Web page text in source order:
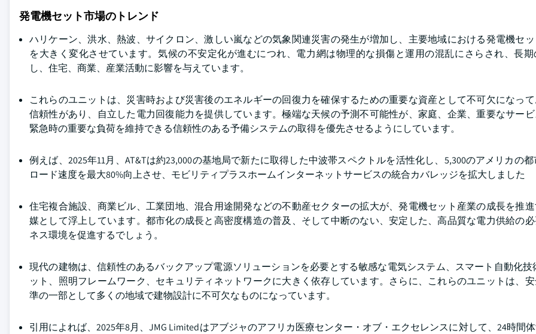
発電機セット市場のトレンド
ハリケーン、洪水、熱波、サイクロン、激しい嵐などの気象関連災害の発生が増加し、主要地域における発電機セ
を大きく変化させています。気候の不安定化が進むにつれ、電力網は物理的な損傷と運用の混乱にさらされ、長
し、住宅、商業、産業活動に影響を与えています。
これらのユニットは、災害時および災害後のエネルギーの回復力を確保するための重要な資産として不可欠になっ
信頼性があり、自立した電力回復能力を提供しています。極端な天候の予測不可能性が、家庭、企業、重要なサー
緊急時の重要な負荷を維持できる信頼性のある予備システムの取得を優先させるようにしています。
例えば、2025年11月、AT&Tは約23,000の基地局で新たに取得した中波帯スペクトルを活性化し、5,300のアメリカの
ロード速度を最大80%向上させ、モビリティプラスホームインターネットサービスの統合カバレッジを拡大しました
住宅複合施設、商業ビル、工業団地、混合用途開発などの不動産セクターの拡大が、発電機セット産業の成長を推
媒として浮上しています。都市化の成長と高密度構造の普及、そして中断のない、安定した、高品質な電力供給の
ネス環境を促進するでしょう。
現代の建物は、信頼性のあるバックアップ電源ソリューションを必要とする敏感な電気システム、スマート自動化技
ット、照明フレームワーク、セキュリティネットワークに大きく依存しています。さらに、これらのユニットは、
準の一部として多くの地域で建物設計に不可欠なものになっています。
引用によれば、2025年8月、JMG Limitedはアブジャのアフリカ医療センター・オブ・エクセレンスに対して、24時間